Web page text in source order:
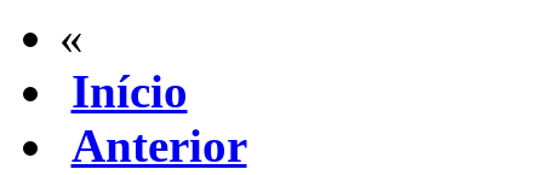
«
Início
Anterior